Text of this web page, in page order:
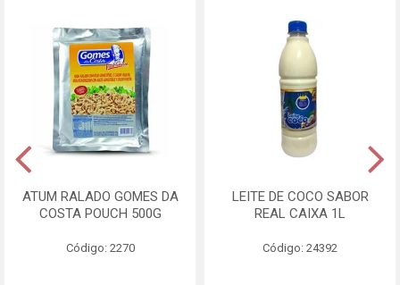
ATUM RALADO GOMES DA
COSTA POUCH 500G
Código: 2270
LEITE DE COCO SABOR
REAL CAIXA 1L
Código: 24392